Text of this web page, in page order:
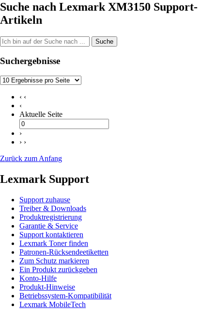
Suche nach Lexmark XM3150 Support-
Artikeln
Suche
Suchergebnisse
‹ ‹
‹
Aktuelle Seite
›
› ›
Zurück zum Anfang
Lexmark Support
Support zuhause
Treiber & Downloads
Produktregistrierung
Garantie & Service
Support kontaktieren
Lexmark Toner finden
Patronen-Rücksendeetiketten
Zum Schutz markieren
Ein Produkt zurückgeben
Konto-Hilfe
Produkt-Hinweise
Betriebssystem-Kompatibilität
Lexmark MobileTech